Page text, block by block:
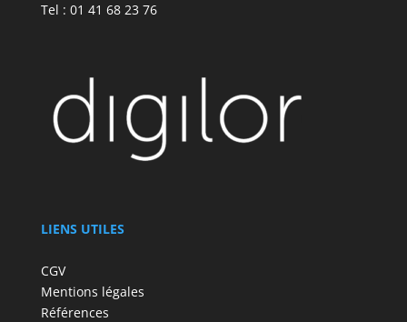
Tel : 01 41 68 23 76
LIENS UTILES
CGV
Mentions légales
Références